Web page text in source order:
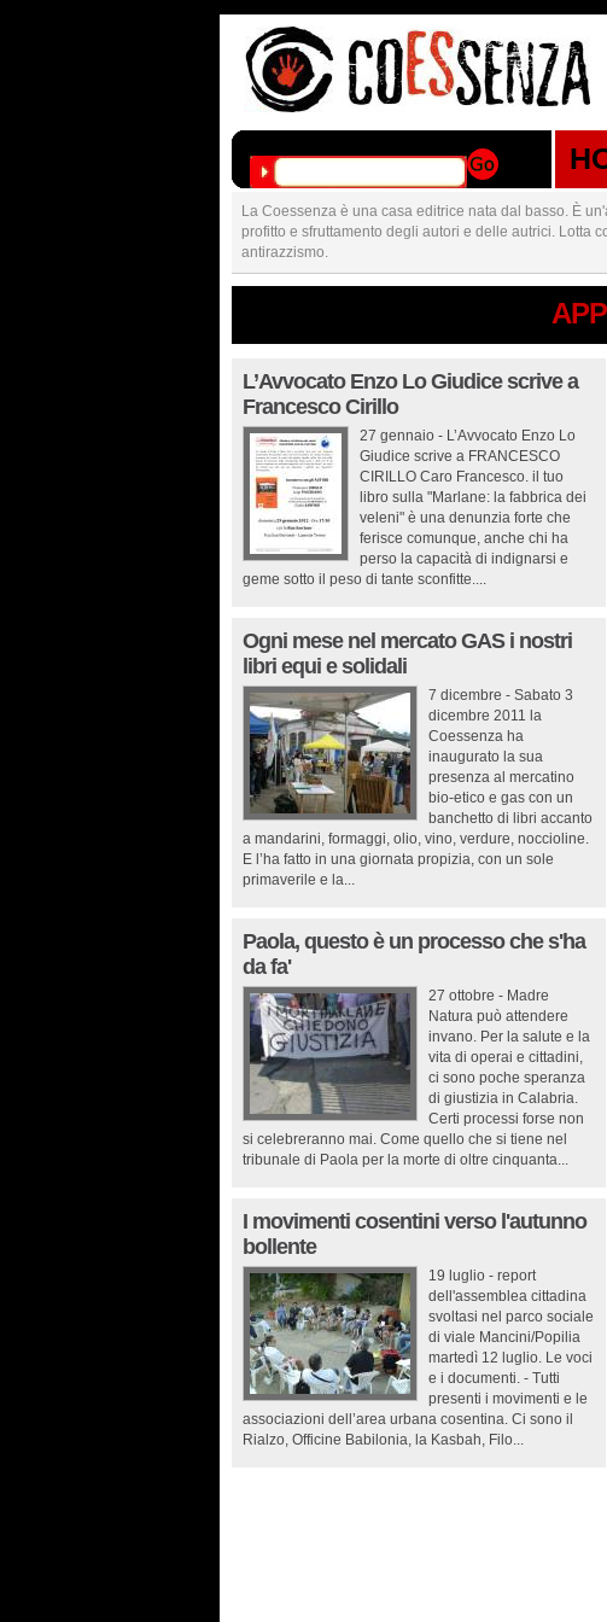
La Coessenza è una casa editrice nata dal basso. È
profitto e sfruttamento degli autori e delle autrici. Lotta
antirazzismo.
L’Avvocato Enzo Lo Giudice scrive a
Francesco Cirillo
27 gennaio - L’Avvocato Enzo Lo
Giudice scrive a FRANCESCO
CIRILLO Caro Francesco. il tuo
libro sulla "Marlane: la fabbrica dei
veleni" è una denunzia forte che
ferisce comunque, anche chi ha
perso la capacità di indignarsi e
geme sotto il peso di tante sconfitte....
Ogni mese nel mercato GAS i nostri
libri equi e solidali
7 dicembre - Sabato 3
dicembre 2011 la
Coessenza ha
inaugurato la sua
presenza al mercatino
bio-etico e gas con un
banchetto di libri accanto
a mandarini, formaggi, olio, vino, verdure, noccioline.
E l’ha fatto in una giornata propizia, con un sole
primaverile e la...
Paola, questo è un processo che s'ha
da fa'
27 ottobre - Madre
Natura può attendere
invano. Per la salute e la
vita di operai e cittadini,
ci sono poche speranza
di giustizia in Calabria.
Certi processi forse non
si celebreranno mai. Come quello che si tiene nel
tribunale di Paola per la morte di oltre cinquanta...
I movimenti cosentini verso l'autunno
bollente
19 luglio - report
dell'assemblea cittadina
svoltasi nel parco sociale
di viale Mancini/Popilia
martedì 12 luglio. Le voci
e i documenti. - Tutti
presenti i movimenti e le
associazioni dell’area urbana cosentina. Ci sono il
Rialzo, Officine Babilonia, la Kasbah, Filo...